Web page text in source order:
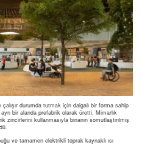
çalışır durumda tutmak için dalgalı bir forma sahip
bir alanda prefabrik olarak üretti. Mimarlık
kullanmasıyla binanın somutlaştırılmış
ve tamamen elektrikli toprak kaynaklı ısı